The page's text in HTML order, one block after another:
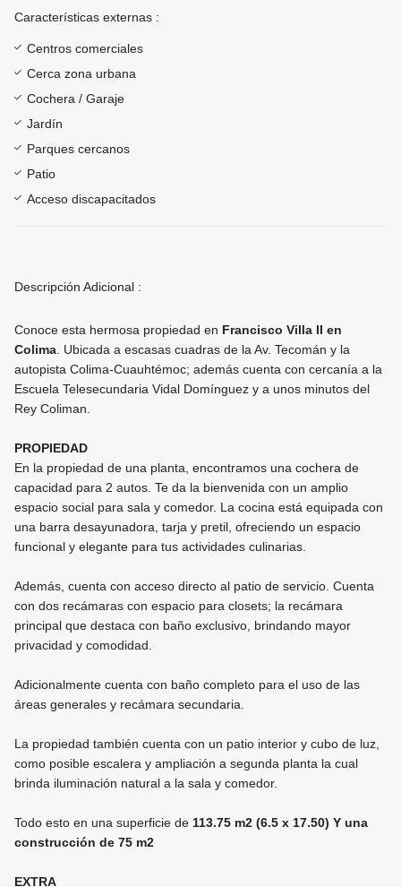
Características externas :
Centros comerciales
Cerca zona urbana
Cochera / Garaje
Jardín
Parques cercanos
Patio
Acceso discapacitados
Descripción Adicional :
Conoce esta hermosa propiedad en Francisco Villa II en
Colima. Ubicada a escasas cuadras de la Av. Tecomán y la
autopista Colima-Cuauhtémoc; además cuenta con cercanía a la
Escuela Telesecundaria Vidal Domínguez y a unos minutos del
Rey Coliman.
PROPIEDAD
En la propiedad de una planta, encontramos una cochera de
capacidad para 2 autos. Te da la bienvenida con un amplio
espacio social para sala y comedor. La cocina está equipada con
una barra desayunadora, tarja y pretil, ofreciendo un espacio
funcional y elegante para tus actividades culinarias.
Además, cuenta con acceso directo al patio de servicio. Cuenta
con dos recámaras con espacio para closets; la recámara
principal que destaca con baño exclusivo, brindando mayor
privacidad y comodidad.
Adicionalmente cuenta con baño completo para el uso de las
áreas generales y recámara secundaria.
La propiedad también cuenta con un patio interior y cubo de luz,
como posible escalera y ampliación a segunda planta la cual
brinda iluminación natural a la sala y comedor.
Todo esto en una superficie de 113.75 m2 (6.5 x 17.50) Y una
construcción de 75 m2
EXTRA